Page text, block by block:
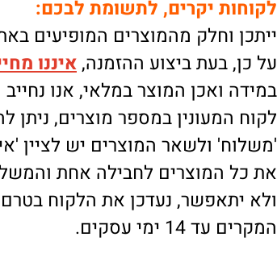
יקרים, לתשומת לבכם:
וחלק מהמוצרים המופיעים באתר
בעת ביצוע ההזמנה,איננו
המוצר במלאי, אנו נחייב
במספר מוצרים, ניתן
ולשאר המוצרים יש לציין
לחבילה אחת והמשלוח
נעדכן את הלקוח בטרם
עסקים.